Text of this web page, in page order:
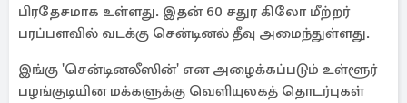
பிரதேசமாக உள்ளது. இதன் 60 சதுர கிலோ மீற்றர்
பரப்பளவில் வடக்கு சென்டினல் தீவு அமைந்துள்ளது.
இங்கு 'சென்டினலீஸின்' என அழைக்கப்படும் உள்ளூர்
பழங்குடியின மக்களுக்கு வெளியுலகத் தொடர்புகள்